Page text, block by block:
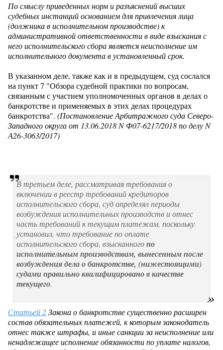
По смыслу приведенных норм и разъяснений высших
судебных инстанций основанием для привлечения лица
(должника в исполнительном производстве) к
административной ответственности в виде взыскания с
него исполнительского сбора является неисполнение им
исполнительного документа в установленный срок.
В указанном деле, также как и в предыдущем, суд сослался
на пункт 7 "Обзора судебной практики по вопросам,
связанным с участием уполномоченных органов в делах о
банкротстве и применяемых в этих делах процедурах
банкротства". (Постановление Арбитражного суда Северо-
Западного округа от 13.06.2018 N Ф07-6217/2018 по делу N
А26-3063/2017)
В третьем деле, рассматривая требования о
включении в реестр требований кредиторов
исполнительского сбора, суд определял периоды
возбуждения исполнительных производств и отнес
часть требований к текущим платежам, поскольку
установил, что требование по оплате
исполнительского сбора, взысканногопо
исполнительным производствам, вынесенным после
возбуждения дела о банкротстве, (нижестоящими)
судами правильно квалифицировано в качестве
текущего.
Статьей 2Закона о банкротстве существенно расширен
состав обязательных платежей, к которым законодатель
отнес также штрафы, и иные санкции за неисполнение или
ненадлежащее исполнение обязанности по уплате налогов,